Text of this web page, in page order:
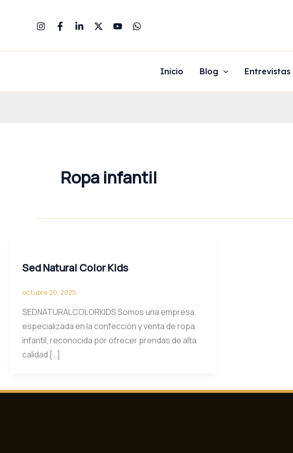
Inicio Blog Entrevistas
Ropa infantil
Sed Natural Color Kids
octubre 20, 2025
SEDNATURALCOLORKIDS Somos una empresa
especializada en la confección y venta de ropa
infantil, reconocida por ofrecer prendas de alta
calidad […]